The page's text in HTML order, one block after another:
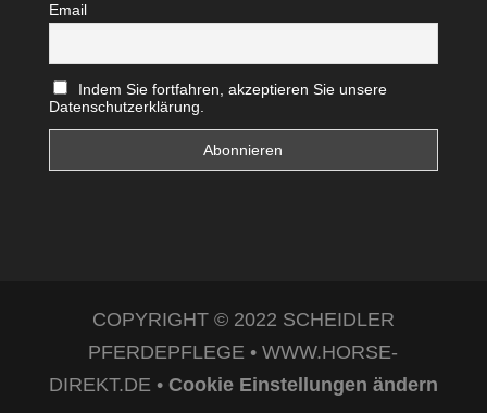
Email
Indem Sie fortfahren, akzeptieren Sie unsere
Datenschutzerklärung.
COPYRIGHT © 2022 SCHEIDLER
PFERDEPFLEGE • WWW.HORSE-
DIREKT.DE • Cookie Einstellungen ändern